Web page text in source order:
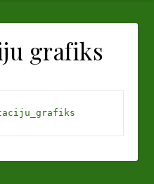
grafiks